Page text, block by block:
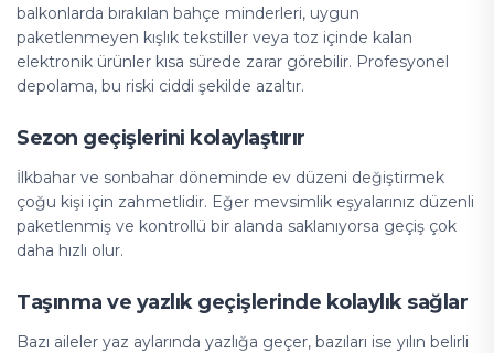
balkonlarda bırakılan bahçe minderleri, uygun
paketlenmeyen kışlık tekstiller veya toz içinde kalan
elektronik ürünler kısa sürede zarar görebilir. Profesyonel
depolama, bu riski ciddi şekilde azaltır.
Sezon geçişlerini kolaylaştırır
İlkbahar ve sonbahar döneminde ev düzeni değiştirmek
çoğu kişi için zahmetlidir. Eğer mevsimlik eşyalarınız düzenli
paketlenmiş ve kontrollü bir alanda saklanıyorsa geçiş çok
daha hızlı olur.
Taşınma ve yazlık geçişlerinde kolaylık sağlar
Bazı aileler yaz aylarında yazlığa geçer, bazıları ise yılın belirli